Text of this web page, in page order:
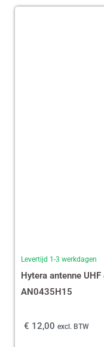
Levertijd 1-3 werkdagen
Hytera antenne
AN0435H15
€ 12,00 excl. BTW